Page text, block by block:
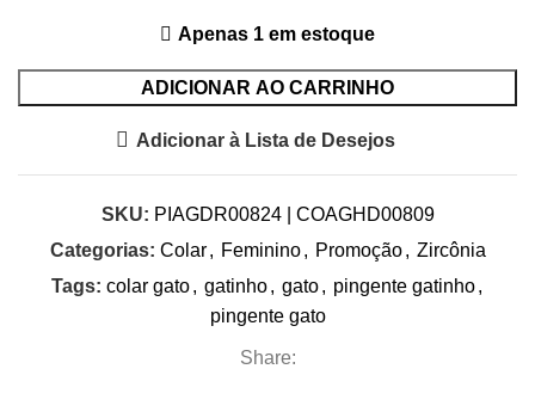
Apenas 1 em estoque
ADICIONAR AO CARRINHO
Adicionar à Lista de Desejos
SKU: PIAGDR00824 | COAGHD00809
Categorias: Colar , Feminino , Promoção , Zircônia
Tags: colar gato , gatinho , gato , pingente gatinho ,
pingente gato
Share: